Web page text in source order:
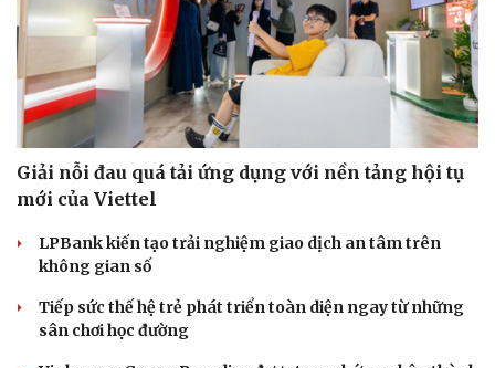
Giải nỗi đau quá tải ứng dụng với nền tảng hội tụ
mới của Viettel
LPBank kiến tạo trải nghiệm giao dịch an tâm trên
không gian số
Tiếp sức thế hệ trẻ phát triển toàn diện ngay từ những
sân chơi học đường